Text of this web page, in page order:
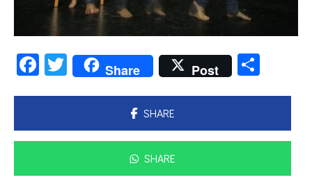
Facebook
Twitter
Share Post
SHARE
SHARE